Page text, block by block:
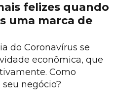
felizes quando
uma marca de
do Coronavírus se
econômica, que
Como
negócio?